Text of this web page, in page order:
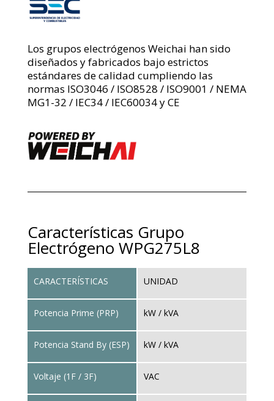
Los grupos electrógenos Weichai han sido
diseñados y fabricados bajo estrictos
estándares de calidad cumpliendo las
normas ISO3046 / ISO8528 / ISO9001 / NEMA
MG1-32 / IEC34 / IEC60034 y CE
Características Grupo
Electrógeno WPG275L8
CARACTERÍSTICAS
Potencia Prime (PRP)
Potencia Stand By (ESP)
Voltaje (1F / 3F)
UNIDAD
kW / kVA
kW / kVA
VAC